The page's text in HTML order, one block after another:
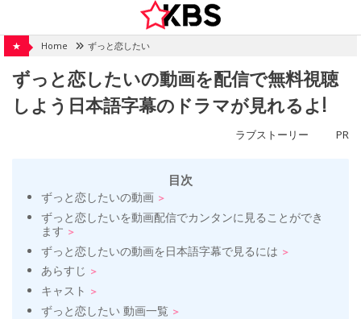
content
★ Home ずっと恋したい
ずっと恋したいの動画を配信で無料視聴
しよう日本語字幕のドラマが見れるよ!
ラブストーリー PR
目次
ずっと恋したいの動画
ずっと恋したいを動画配信でカンタンに見ることができ
ます
ずっと恋したいの動画を日本語字幕で見るには
あらすじ
キャスト
ずっと恋したい 動画一覧